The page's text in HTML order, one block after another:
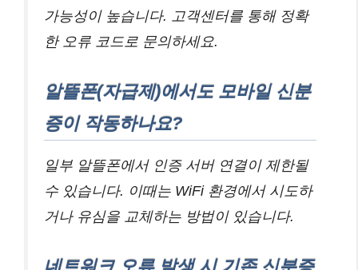
가능성이 높습니다. 고객센터를 통해 정확
한 오류 코드로 문의하세요.
알뜰폰(자급제)에서도 모바일 신분
증이 작동하나요?
일부 알뜰폰에서 인증 서버 연결이 제한될
수 있습니다. 이때는 WiFi 환경에서 시도하
거나 유심을 교체하는 방법이 있습니다.